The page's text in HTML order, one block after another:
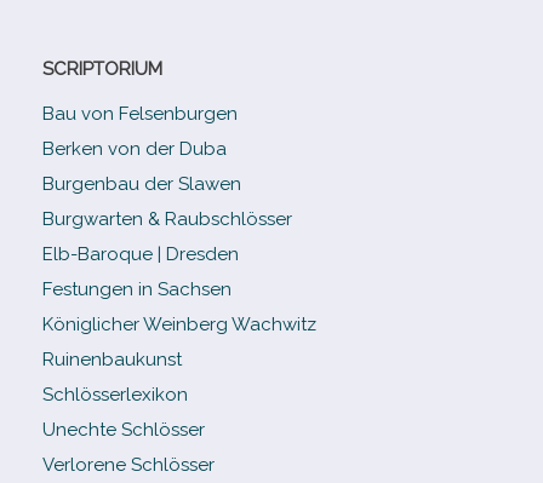
SCRIPTORIUM
Bau von Felsenburgen
Berken von der Duba
Burgenbau der Slawen
Burgwarten & Raubschlösser
Elb-​Baroque | Dresden
Festungen in Sachsen
Königlicher Weinberg Wachwitz
Ruinenbaukunst
Schlösserlexikon
Unechte Schlösser
Verlorene Schlösser